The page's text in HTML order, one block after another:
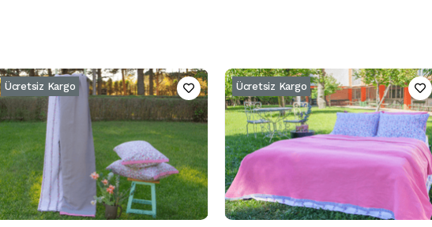
Ücretsiz Kargo Ücretsiz Kargo